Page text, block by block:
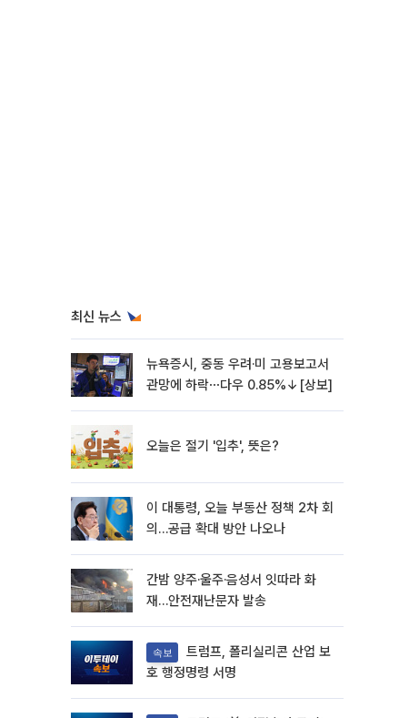
최신 뉴스
뉴욕증시, 중동 우려·미 고용보고서
관망에 하락⋯다우 0.85%↓[상보]
오늘은 절기 '입추', 뜻은?
이 대통령, 오늘 부동산 정책 2차 회
의…공급 확대 방안 나오나
간밤 양주·울주·음성서 잇따라 화
재…안전재난문자 발송
속보
호 행정명령 서명